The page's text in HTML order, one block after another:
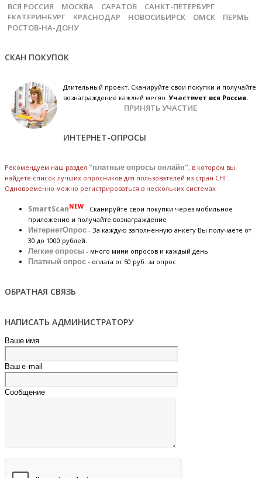
ВСЯ РОССИЯ МОСКВА САРАТОВ
САНКТ-ПЕТЕРБУРГ
ЕКАТЕРИНБУРГ
КРАСНОДАР НОВОСИБИРСК ОМСК
ПЕРМЬ
РОСТОВ-НА-ДОНУ
СКАН ПОКУПОК
Длительный проект. Сканируйте свои покупки и получайте
вознаграждение каждый месяц.Участвует вся Россия.
ПРИНЯТЬ УЧАСТИЕ
ИНТЕРНЕТ-ОПРОСЫ
Рекомендуем наш раздел "платные опросы онлайн", в котором вы
найдете список лучших опросников для пользователей из стран СНГ.
Одновременно можно регистрироваться в нескольких системах
SmartScan NEW - Сканируйте свои покупки через мобильное
приложение и получайте вознаграждение
ИнтернетОпрос - За каждую заполненную анкету Вы получаете от
30 до 1000 рублей.
Легкие опросы - много мини опросов и каждый день
Платный опрос - оплата от 50 руб. за опрос
ОБРАТНАЯ СВЯЗЬ
НАПИСАТЬ АДМИНИСТРАТОРУ
Ваше имя
Ваш e-mail
Сообщение